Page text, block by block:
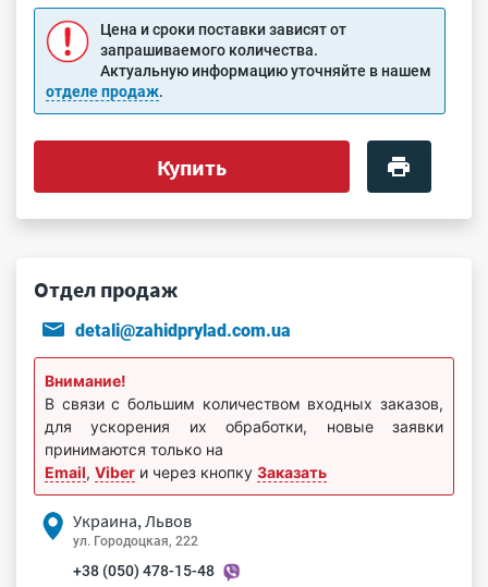
Цена и сроки поставки зависят от
запрашиваемого количества.
Актуальную информацию уточняйте в нашем
отделе продаж.
Купить
Отдел продаж
detali@zahidprylad.com.ua
Внимание!
В связи с большим количеством входных заказов,
для ускорения их обработки, новые заявки
принимаются только на
Email, Viber и через кнопку Заказать
Украина, Львов
ул. Городоцкая, 222
+38 (050) 478-15-48